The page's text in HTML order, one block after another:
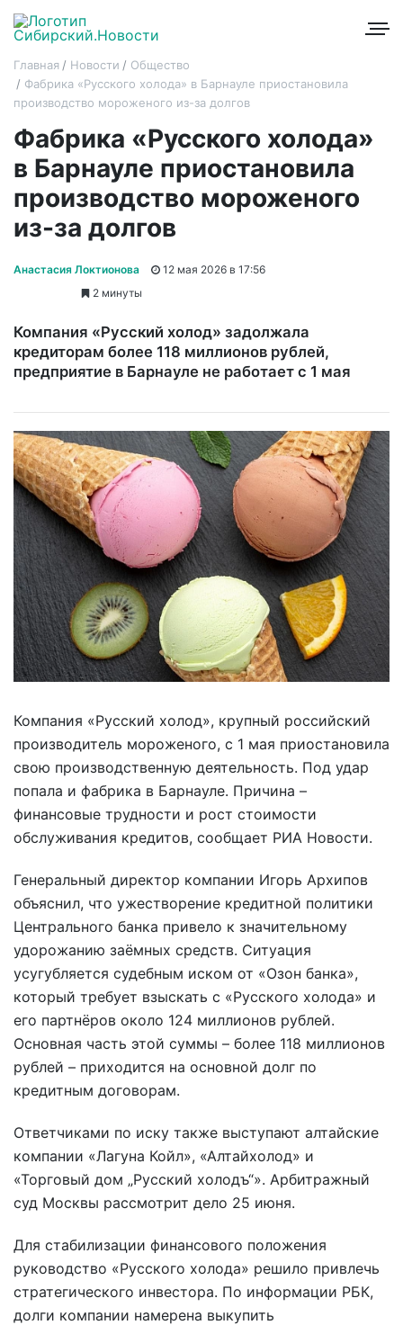
Главная Новости
Общество
Фабрика «Русского холода» в Барнауле приостановила
производство мороженого из-за долгов
Фабрика «Русского холода»
в Барнауле приостановила
производство мороженого
из-за долгов
Анастасия Локтионова
12 мая 2026 в 17:56
2 минуты
Компания «Русский холод» задолжала
кредиторам более 118 миллионов рублей,
предприятие в Барнауле не работает с 1 мая
Компания «Русский холод», крупный российский
производитель мороженого, с 1 мая приостановила
свою производственную деятельность. Под удар
попала и фабрика в Барнауле. Причина –
финансовые трудности и рост стоимости
обслуживания кредитов, сообщает РИА Новости.
Генеральный директор компании Игорь Архипов
объяснил, что ужестворение кредитной политики
Центрального банка привело к значительному
удорожанию заёмных средств. Ситуация
усугубляется судебным иском от «Озон банка»,
который требует взыскать с «Русского холода» и
его партнёров около 124 миллионов рублей.
Основная часть этой суммы – более 118 миллионов
рублей – приходится на основной долг по
кредитным договорам.
Ответчиками по иску также выступают алтайские
компании «Лагуна Койл», «Алтайхолод» и
«Торговый дом „Русский холодъ“». Арбитражный
суд Москвы рассмотрит дело 25 июня.
Для стабилизации финансового положения
руководство «Русского холода» решило привлечь
стратегического инвестора. По информации РБК,
долги компании намерена выкупить